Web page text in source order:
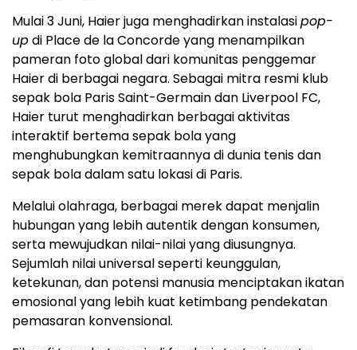
Mulai 3 Juni, Haier juga menghadirkan instalasipop-
updi Place de la Concorde yang menampilkan
pameran foto global dari komunitas penggemar
Haier di berbagai negara. Sebagai mitra resmi klub
sepak bola Paris Saint-Germain dan Liverpool FC,
Haier turut menghadirkan berbagai aktivitas
interaktif bertema sepak bola yang
menghubungkan kemitraannya di dunia tenis dan
sepak bola dalam satu lokasi di Paris.
Melalui olahraga, berbagai merek dapat menjalin
hubungan yang lebih autentik dengan konsumen,
serta mewujudkan nilai-nilai yang diusungnya.
Sejumlah nilai universal seperti keunggulan,
ketekunan, dan potensi manusia menciptakan ikatan
emosional yang lebih kuat ketimbang pendekatan
pemasaran konvensional.